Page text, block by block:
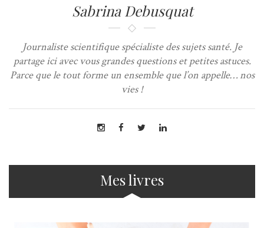
Sabrina Debusquat
Journaliste scientifique spécialiste des sujets santé. Je
partage ici avec vous grandes questions et petites astuces.
Parce que le tout forme un ensemble que l’on appelle… nos
vies !
Mes livres